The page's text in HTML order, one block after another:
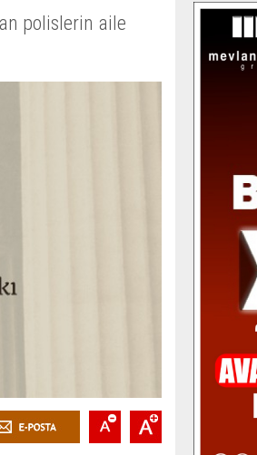
polislerin aile